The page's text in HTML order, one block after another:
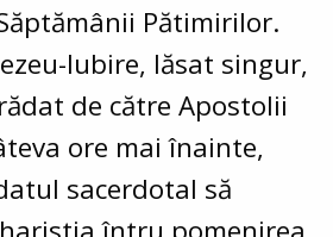
Pătimirilor.
Iubire, lăsat singur,
de către Apostolii
ore mai înainte,
sacerdotal să